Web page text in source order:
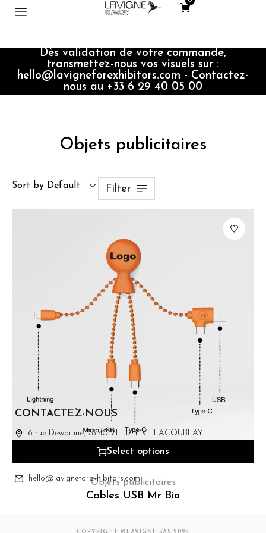
Dès validation de votre commande,
transmettez-nous vos visuels sur :
hello@lavigneforexhibitors.com - Contactez-
nous au +33 6 29 40 05 00
Objets publicitaires
Sort by Default Filter
Select options
Objets publicitaires
Cables USB Mr Bio
CONTACTEZ-NOUS
6 rue Dewoitine, 78140 VELIZY-VILLACOUBLAY
(+33) 06 29 40 05 00
hello@lavigneforexhibitors.com